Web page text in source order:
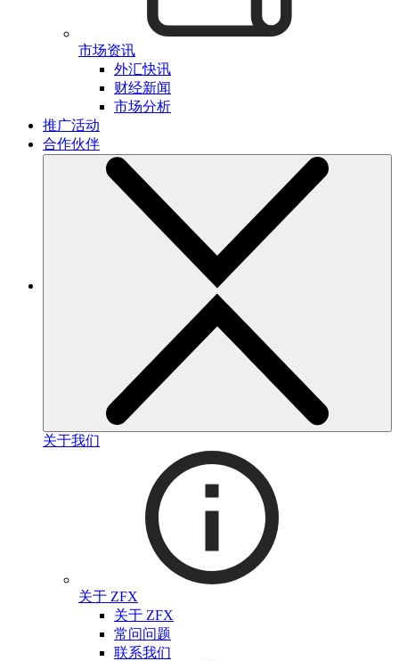
市场资讯
外汇快讯
财经新闻
市场分析
推广活动
合作伙伴
关于我们
关于 ZFX
关于 ZFX
常问问题
联系我们